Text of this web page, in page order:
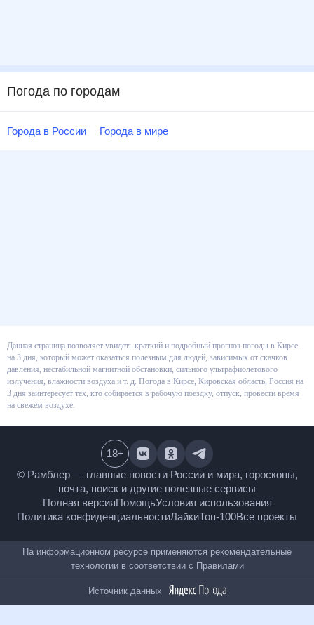
Погода по городам
Города в России Города в мире
Данная страница позволяет увидеть краткий и подробный прогноз
погоды в Кирсе на 3 дня, который может оказаться полезным для людей,
зависимых от скачков давления, нестабильной магнитной обстановки,
сильного ультрафиолетового излучения, влажности воздуха и т. д.
Погода в Кирсе, Кировская область, Россия на 3 дня заинтересует тех, кто
собирается в рабочую поездку, отпуск, провести время на свежем
© Рамблер — главные новости России и мира,
гороскопы, почта, поиск и другие полезные сервисы
Полная версияПомощьУсловия использования
Все проекты
18+
На информационном ресурсе применяются
рекомендательные технологии в соответствии с